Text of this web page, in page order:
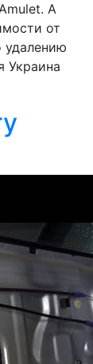
А
от
удалению
Украина